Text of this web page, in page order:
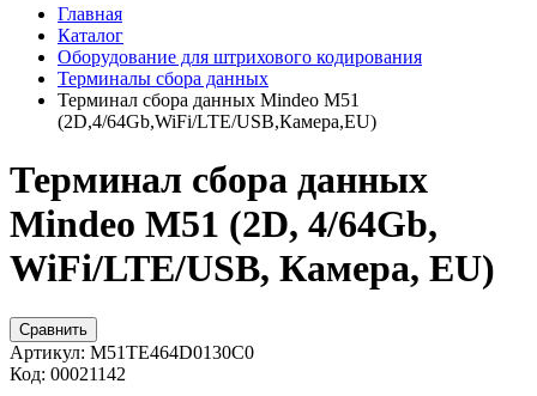
Главная
Каталог
Оборудование для штрихового кодирования
Терминалы сбора данных
Терминал сбора данных Mindeo M51
(2D,4/64Gb,WiFi/LTE/USB,Камера,EU)
Терминал сбора данных
Mindeo M51 (2D, 4/64Gb,
WiFi/LTE/USB, Камера, EU)
Сравнить
Артикул: M51TE464D0130C0
Код: 00021142